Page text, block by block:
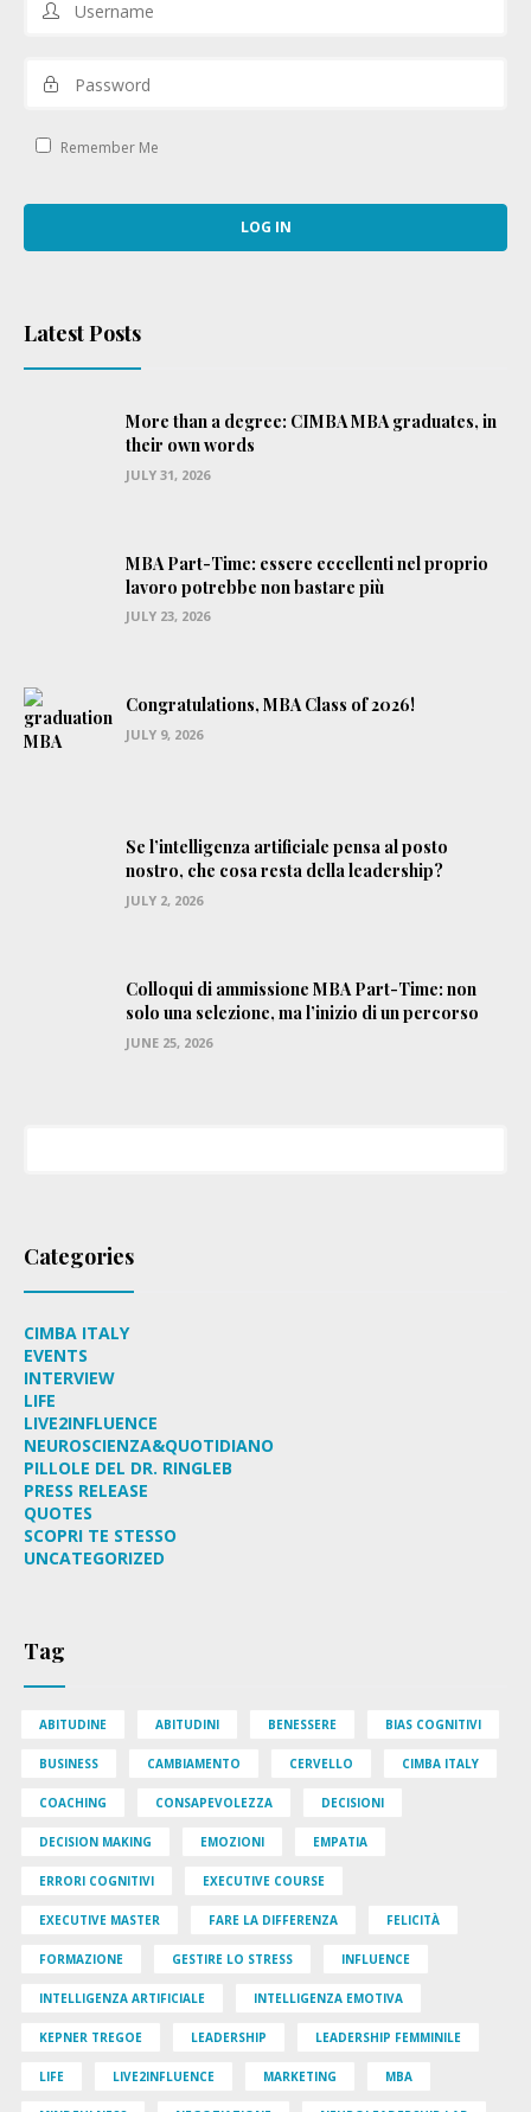
Remember Me
Latest Posts
More than a degree: CIMBA MBA graduates, in
their own words
JULY 31, 2026
MBA Part-Time: essere eccellenti nel proprio
lavoro potrebbe non bastare più
JULY 23, 2026
Congratulations, MBA Class of 2026!
JULY 9, 2026
Se l’intelligenza artificiale pensa al posto
nostro, che cosa resta della leadership?
JULY 2, 2026
Colloqui di ammissione MBA Part-Time: non
solo una selezione, ma l’inizio di un percorso
JUNE 25, 2026
Categories
CIMBA ITALY
EVENTS
INTERVIEW
LIFE
LIVE2INFLUENCE
NEUROSCIENZA&QUOTIDIANO
PILLOLE DEL DR. RINGLEB
PRESS RELEASE
QUOTES
SCOPRI TE STESSO
UNCATEGORIZED
Tag
ABITUDINE ABITUDINI BENESSERE BIAS COGNITIVI
BUSINESS CAMBIAMENTO CERVELLO CIMBA ITALY
COACHING CONSAPEVOLEZZA DECISIONI
DECISION MAKING EMOZIONI EMPATIA
ERRORI COGNITIVI EXECUTIVE COURSE
EXECUTIVE MASTER FARE LA DIFFERENZA FELICITÀ
FORMAZIONE GESTIRE LO STRESS INFLUENCE
INTELLIGENZA ARTIFICIALE INTELLIGENZA EMOTIVA
KEPNER TREGOE LEADERSHIP LEADERSHIP FEMMINILE
LIFE LIVE2INFLUENCE MARKETING MBA